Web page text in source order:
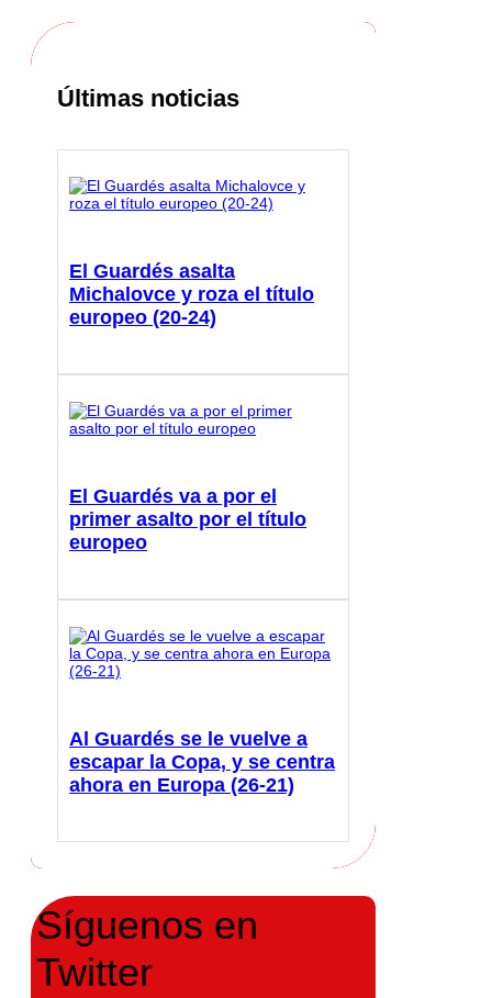
Últimas noticias
El Guardés asalta
Michalovce y roza el título
europeo (20-24)
El Guardés va a por el
primer asalto por el título
europeo
Al Guardés se le vuelve a
escapar la Copa, y se centra
ahora en Europa (26-21)
Síguenos en
Twitter